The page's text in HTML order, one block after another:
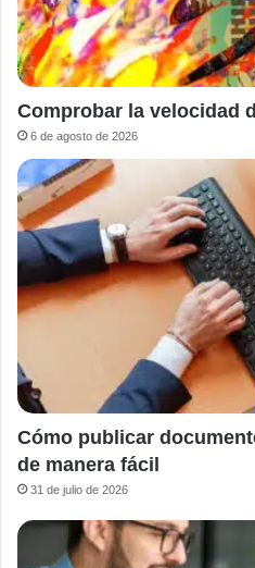
Comprobar la velocidad
6 de agosto de 2026
Cómo publicar
de manera fácil
31 de julio de 2026